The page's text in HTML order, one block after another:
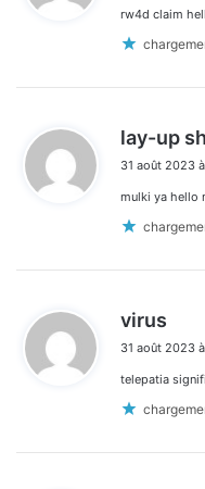
rw4d claim
lay-up
31 août 2023
mulki ya hello
virus
t
31 août 2023
telepatia